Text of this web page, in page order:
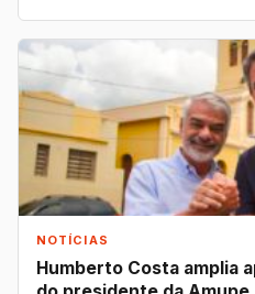
NOTÍCIAS
Humberto Costa amplia